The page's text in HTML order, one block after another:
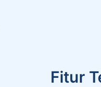
Fitur